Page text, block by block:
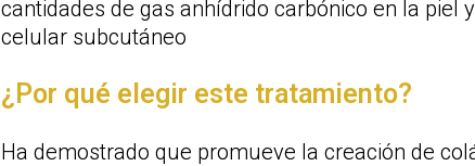
cantidades de gas anhídrido carbónico en la piel
celular subcutáneo
¿Por qué elegir este tratamiento?
Ha demostrado que promueve la creación de